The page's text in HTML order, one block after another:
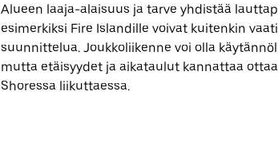
Alueen laaja-alaisuus ja tarve yhdistää
esimerkiksi Fire Islandille voivat kuitenkin
suunnittelua. Joukkoliikenne voi olla
mutta etäisyydet ja aikataulut kannattaa
Shoressa liikuttaessa.